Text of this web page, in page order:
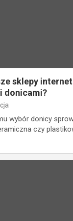
sklepy
donicami?
wybór donicy
czy